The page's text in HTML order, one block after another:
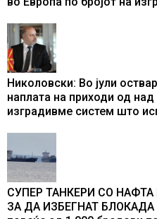
Николовски: Во јули
наплата на приходи од
изградивме систем што
СУПЕР ТАНКЕРИ СО
ЗА ДА ИЗБЕГНАТ